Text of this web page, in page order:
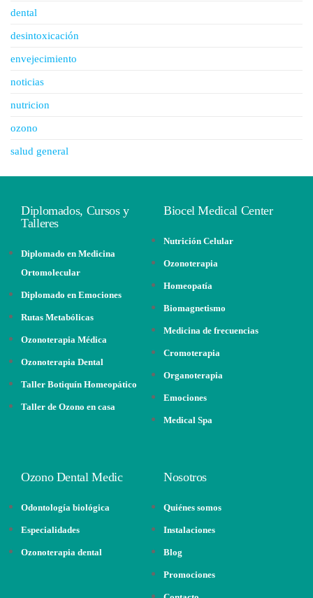
dental
desintoxicación
envejecimiento
noticias
nutricion
ozono
salud general
Diplomados, Cursos y
Talleres
Diplomado en Medicina
Ortomolecular
Diplomado en Emociones
Rutas Metabólicas
Ozonoterapia Médica
Ozonoterapia Dental
Taller Botiquín Homeopático
Taller de Ozono en casa
Biocel Medical Center
Nutrición Celular
Ozonoterapia
Homeopatía
Biomagnetismo
Medicina de frecuencias
Cromoterapia
Organoterapia
Emociones
Medical Spa
Ozono Dental Medic
Odontología biológica
Especialidades
Ozonoterapia dental
Nosotros
Quiénes somos
Instalaciones
Blog
Promociones